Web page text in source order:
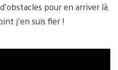
pour en arriver là.
j’en suis fier !